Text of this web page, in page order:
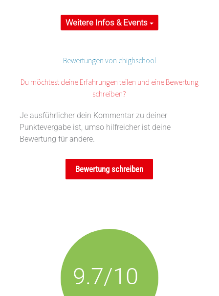
Weitere Infos & Events
Bewertungen von ehighschool
Du möchtest deine Erfahrungen teilen und eine Bewertung
schreiben?
Je ausführlicher dein Kommentar zu deiner
Punktevergabe ist, umso hilfreicher ist deine
Bewertung für andere.
Bewertung schreiben
9.7/10